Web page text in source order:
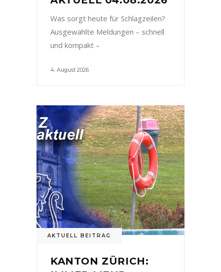
Was sorgt heute für Schlagzeilen?
Ausgewählte Meldungen – schnell
und kompakt –
4. August 2026
AKTUELL BEITRAG
KANTON ZÜRICH: